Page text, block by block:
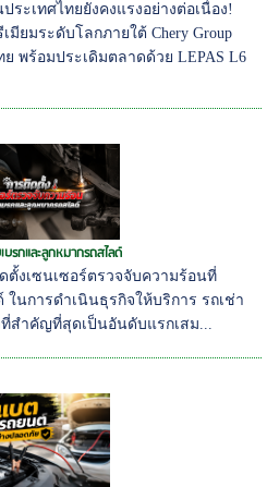
ะเทศไทยยังคงแรงอย่างต่อเนื่อง!
ยมระดับโลกภายใต้ Chery Group
พร้อมประเดิมตลาดด้วย LEPAS L6
บรกและลูกหมากรถสไลด์
งเซนเซอร์ตรวจจับความร้อนที่
นการดำเนินธุรกิจให้บริการ รถเช่า
สำคัญที่สุดเป็นอันดับแรกเสม...